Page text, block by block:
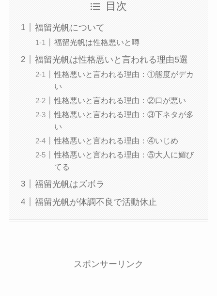
目次
福留光帆について
福留光帆は性格悪いと噂
福留光帆は性格悪いと言われる理由5選
性格悪いと言われる理由：①態度がデカ
い
性格悪いと言われる理由：②口が悪い
性格悪いと言われる理由：③下ネタが多
い
性格悪いと言われる理由：④いじめ
性格悪いと言われる理由：⑤大人に媚び
てる
福留光帆はズボラ
福留光帆が体調不良で活動休止
スポンサーリンク